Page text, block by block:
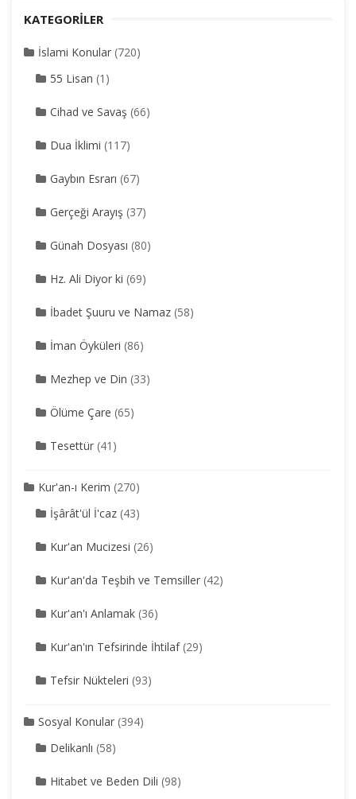
KATEGORILER
İslami Konular (720)
55 Lisan (1)
Cihad ve Savaş (66)
Dua İklimi (117)
Gaybın Esrarı (67)
Gerçeği Arayış (37)
Günah Dosyası (80)
Hz. Ali Diyor ki (69)
İbadet Şuuru ve Namaz (58)
İman Öyküleri (86)
Mezhep ve Din (33)
Ölüme Çare (65)
Tesettür (41)
Kur'an-ı Kerim (270)
İşârât'ül İ'caz (43)
Kur'an Mucizesi (26)
Kur'an'da Teşbih ve Temsiller (42)
Kur'an'ı Anlamak (36)
Kur'an'ın Tefsirinde İhtilaf(29)
Tefsir Nükteleri (93)
Sosyal Konular (394)
Delikanlı (58)
Hitabet ve Beden Dili (98)